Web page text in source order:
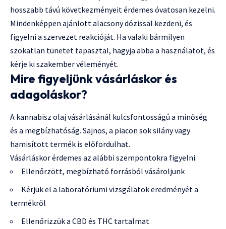
hosszabb távú következményeit érdemes óvatosan kezelni.
Mindenképpen ajánlott alacsony dózissal kezdeni, és
figyelni a szervezet reakcióját. Ha valaki bármilyen
szokatlan tünetet tapasztal, hagyja abba a használatot, és
kérje ki szakember véleményét.
Mire figyeljünk vásárláskor és
adagoláskor?
A kannabisz olaj vásárlásánál kulcsfontosságú a minőség
és a megbízhatóság. Sajnos, a piacon sok silány vagy
hamisított termék is előfordulhat.
Vásárláskor érdemes az alábbi szempontokra figyelni:
Ellenőrzött, megbízható forrásból vásároljunk
Kérjük el a laboratóriumi vizsgálatok eredményét a
termékről
Ellenőrizzük a CBD és THC tartalmat